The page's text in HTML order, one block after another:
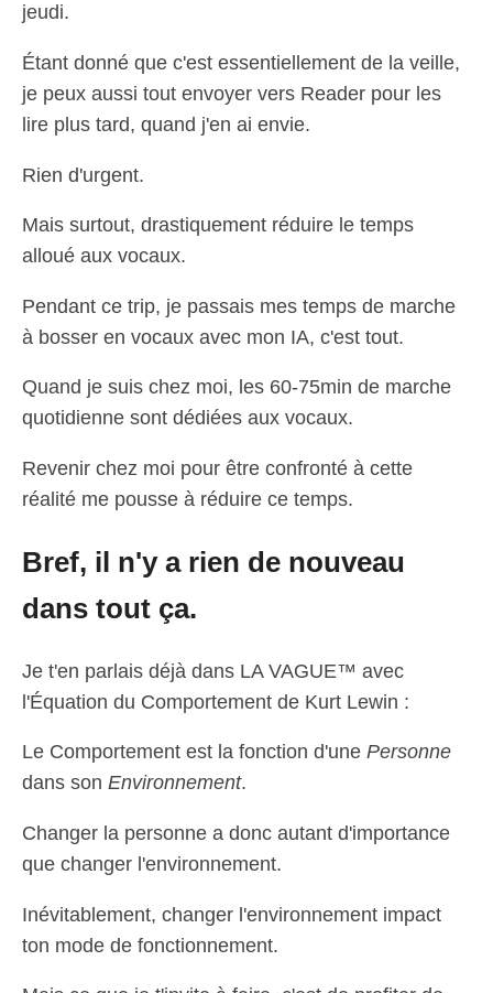
jeudi.
Étant donné que c'est essentiellement de la veille,
je peux aussi tout envoyer vers Reader pour les
lire plus tard, quand j'en ai envie.
Rien d'urgent.
Mais surtout, drastiquement réduire le temps
alloué aux vocaux.
Pendant ce trip, je passais mes temps de marche
à bosser en vocaux avec mon IA, c'est tout.
Quand je suis chez moi, les 60-75min de marche
quotidienne sont dédiées aux vocaux.
Revenir chez moi pour être confronté à cette
réalité me pousse à réduire ce temps.
Bref, il n'y a rien de nouveau
dans tout ça.
Je t'en parlais déjà dans LA VAGUE™ avec
l'Équation du Comportement de Kurt Lewin :
Le Comportement est la fonction d'une Personne
dans son Environnement.
Changer la personne a donc autant d'importance
que changer l'environnement.
Inévitablement, changer l'environnement impact
ton mode de fonctionnement.